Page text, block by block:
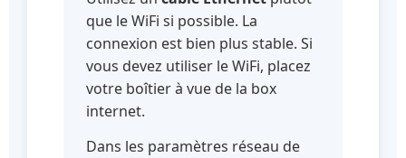
que le WiFi si possible. La
connexion est bien plus stable. Si
vous devez utiliser le WiFi, placez
votre boîtier à vue de la box
internet.
Dans les paramètres réseau de